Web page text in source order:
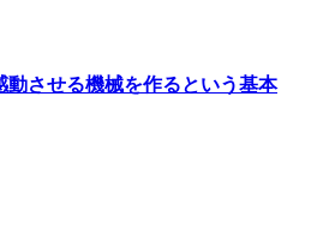
動させる機械を作るという基本